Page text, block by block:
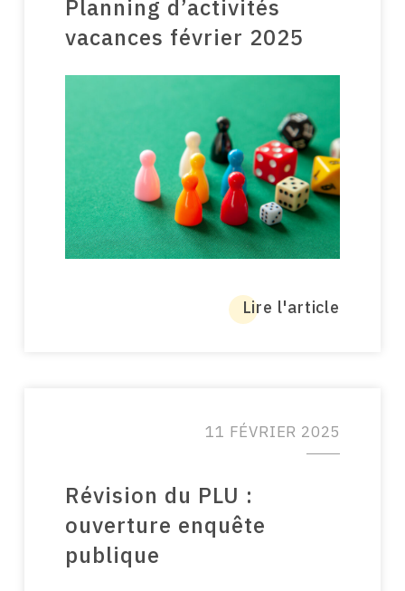
Planning d’activités
vacances février 2025
Lire l'article
11 FÉVRIER 2025
Révision du PLU :
ouverture enquête
publique